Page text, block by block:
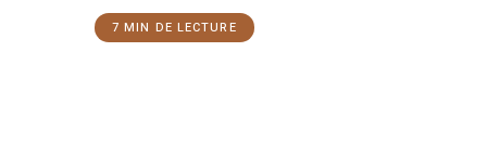
7 MIN DE LECTURE